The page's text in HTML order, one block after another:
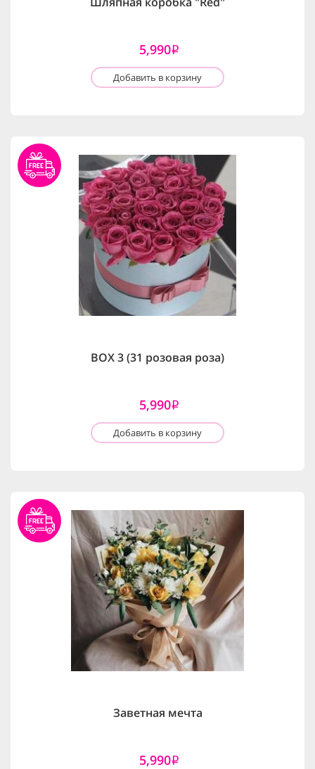
5,990i
Добавить в корзину
BOX 3 (31 розовая роза)
5,990i
Добавить в корзину
Заветная мечта
5,990i